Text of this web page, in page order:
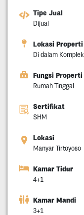
Tipe Jual
Dijual
Lokasi Properti
Di dalam Komplek
Fungsi Properti
Rumah Tinggal
Sertifikat
SHM
Lokasi
Manyar Tirtoyoso
Kamar Tidur
4+1
Kamar Mandi
3+1